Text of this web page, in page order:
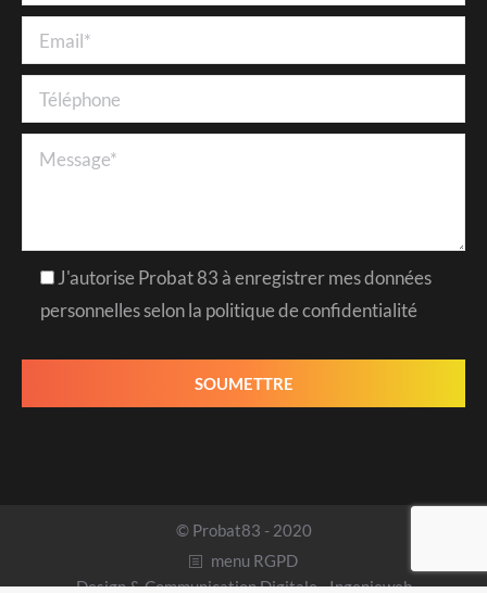
J'autorise Probat 83 à enregistrer mes données
personnelles selon la politique de confidentialité
© Probat83 - 2020
menu RGPD
Design & Communication Digitale -Ingenieweb